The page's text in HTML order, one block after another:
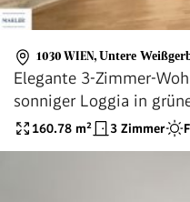
1030 WIEN, Untere
Elegante 3-Zimmer-
sonniger Loggia in
Wiens
160.78 m² 3 Zimmer